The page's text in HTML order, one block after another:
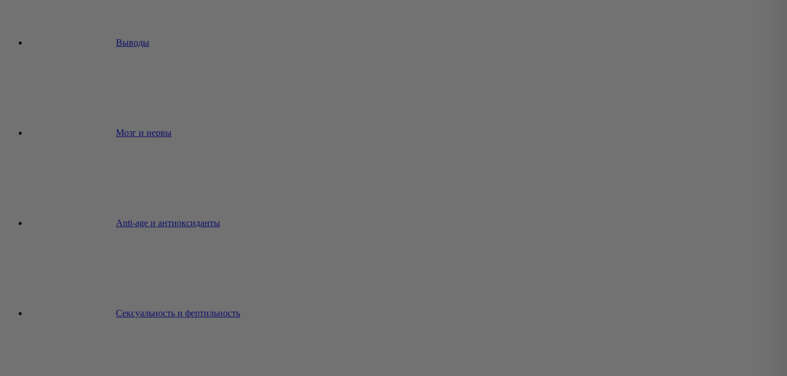
Выводы
Мозг и нервы
Anti-age и антиоксиданты
Сексуальность и фертильность